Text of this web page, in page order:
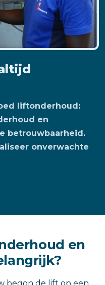
liftonderhoud:
en
betrouwbaarheid.
onverwachte
en